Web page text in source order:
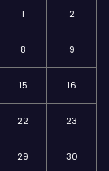
1 2
8 9
15 16
22 23
29 30